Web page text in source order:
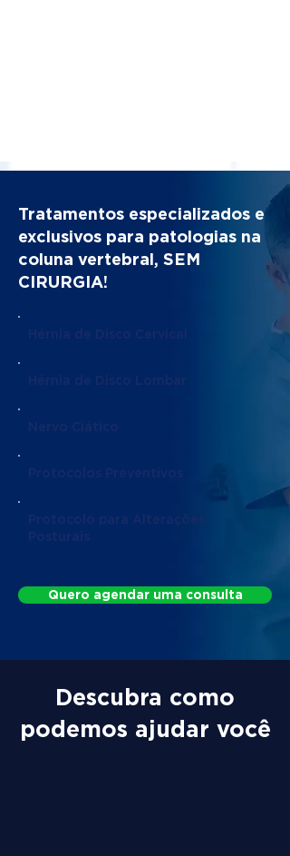
Tratamentos especializados e
exclusivos para patologias na
coluna vertebral, SEM
CIRURGIA!
Hérnia de Disco Cervical
Hérnia de Disco Lombar
Nervo Ciático
Protocolos Preventivos
Protocolo para Alterações
Posturais
Quero agendar uma consulta
Descubra como
podemos ajudar você